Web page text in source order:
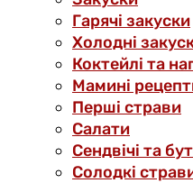
Гарячі закуски
Холодні
Коктейлі та
Мамині
Перші страви
Салати
Сендвічі та
Солодкі